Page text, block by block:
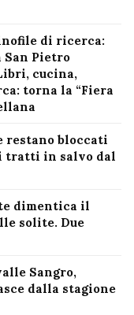
di ricerca:
San Pietro
cucina,
torna la “Fiera
restano bloccati
tratti in salvo dal
dimentica il
solite. Due
Sangro,
dalla stagione